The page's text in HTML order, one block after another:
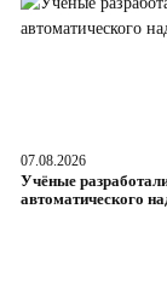
07.08.2026
Учёные
автоматического